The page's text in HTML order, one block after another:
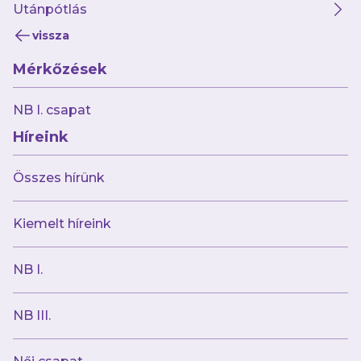
Utánpótlás
vissza
Mérkőzések
NB I. csapat
Híreink
Összes hírünk
Kiemelt híreink
NB I.
NB III.
mai mesefigurákat.
YouTube: